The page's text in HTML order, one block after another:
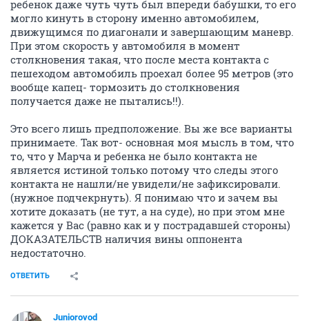
ребенок даже чуть чуть был впереди бабушки, то его
могло кинуть в сторону именно автомобилем,
движущимся по диагонали и завершающим маневр.
При этом скорость у автомобиля в момент
столкновения такая, что после места контакта с
пешеходом автомобиль проехал более 95 метров (это
вообще капец- тормозить до столкновения
получается даже не пытались!!).
Это всего лишь предположение. Вы же все варианты
принимаете. Так вот- основная моя мысль в том, что
то, что у Марча и ребенка не было контакта не
является истиной только потому что следы этого
контакта не нашли/не увидели/не зафиксировали.
(нужное подчекрнуть). Я понимаю что и зачем вы
хотите доказать (не тут, а на суде), но при этом мне
кажется у Вас (равно как и у пострадавшей стороны)
ДОКАЗАТЕЛЬСТВ наличия вины оппонента
недостаточно.
ОТВЕТИТЬ
Juniorovod